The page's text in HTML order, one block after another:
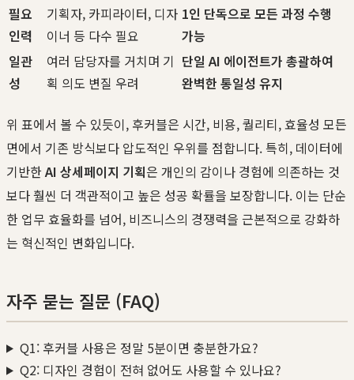
필요
인력
기획자, 카피라이터, 디자
이너 등 다수 필요
1인 단독으로 모든 과정 수행
가능
일관
성
여러 담당자를 거치며 기
획 의도 변질 우려
단일 AI 에이전트가 총괄하여
완벽한 통일성 유지
위 표에서 볼 수 있듯이, 후커블은 시간, 비용, 퀄리티, 효율성 모든
면에서 기존 방식보다 압도적인 우위를 점합니다. 특히, 데이터에
기반한AI 상세페이지 기획은 개인의 감이나 경험에 의존하는 것
보다 훨씬 더 객관적이고 높은 성공 확률을 보장합니다. 이는 단순
한 업무 효율화를 넘어, 비즈니스의 경쟁력을 근본적으로 강화하
는 혁신적인 변화입니다.
자주 묻는 질문 (FAQ)
Q1: 후커블 사용은 정말 5분이면 충분한가요?
Q2: 디자인 경험이 전혀 없어도 사용할 수 있나요?